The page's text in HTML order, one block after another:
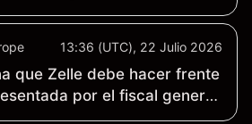
13:36 (UTC), 22 Julio 2026
que Zelle debe hacer frente
por el fiscal general
fraude